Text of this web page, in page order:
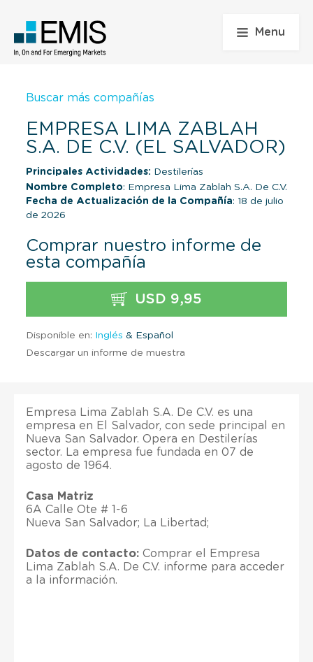
Menu
Buscar más compañías
EMPRESA LIMA ZABLAH
S.A. DE C.V. (EL SALVADOR)
Principales Actividades: Destilerías
Nombre Completo: Empresa Lima Zablah S.A. De C.V.
Fecha de Actualización de la Compañía: 18 de julio
de 2026
Comprar nuestro informe de
esta compañía
USD 9,95
Disponible en: Inglés & Español
Descargar un informe de muestra
Empresa Lima Zablah S.A. De C.V. es una
empresa en El Salvador, con sede principal en
Nueva San Salvador. Opera en Destilerías
sector. La empresa fue fundada en 07 de
agosto de 1964.
Casa Matriz
6A Calle Ote # 1-6
Nueva San Salvador; La Libertad;
Datos de contacto: Comprar el Empresa
Lima Zablah S.A. De C.V. informe para acceder
a la información.